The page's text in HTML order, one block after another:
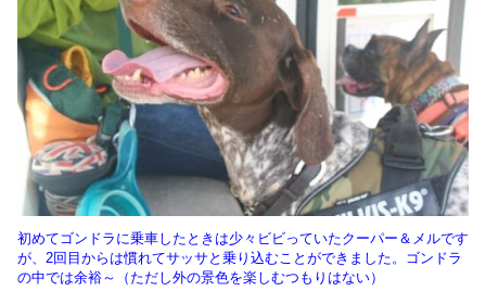
初めてゴンドラに乗車したときは少々ビビっていたクーパー＆メルです
が、2回目からは慣れてサッサと乗り込むことができました。ゴンドラ
の中では余裕～（ただし外の景色を楽しむつもりはない）